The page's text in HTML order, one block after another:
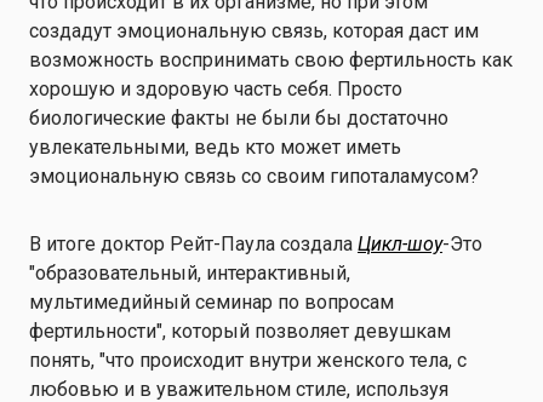
создадут эмоциональную связь, которая даст им
возможность воспринимать свою фертильность как
хорошую и здоровую часть себя. Просто
биологические факты не были бы достаточно
увлекательными, ведь кто может иметь
эмоциональную связь со своим гипоталамусом?
В итоге доктор Рейт-Паула создала Цикл-шоу-Это
"образовательный, интерактивный,
мультимедийный семинар по вопросам
фертильности", который позволяет девушкам
понять, "что происходит внутри женского тела, с
любовью и в уважительном стиле, используя